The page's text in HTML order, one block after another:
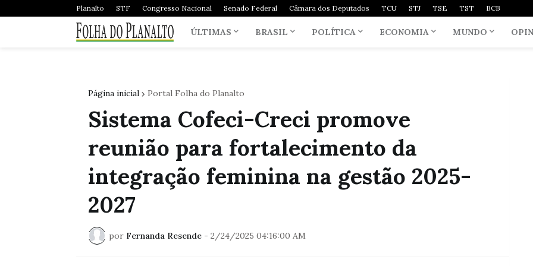
Planalto STF Congresso Nacional Senado Federal Câmara dos Deputados TCU STJ TSE TST BCB
ÚLTIMAS BRASIL POLÍTICA ECONOMIA MUNDO
Página inicial Portal Folha do Planalto
Sistema Cofeci-Creci promove
reunião para fortalecimento da
integração feminina na gestão 2025-
2027
por Fernanda Resende - 2/24/2025 04:16:00 AM